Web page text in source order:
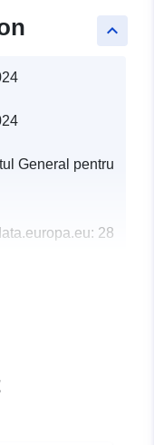
keyboard_arrow_up
General pentru
28